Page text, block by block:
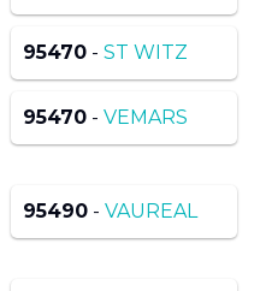
95470 - ST WITZ
95470 - VEMARS
95490 - VAUREAL